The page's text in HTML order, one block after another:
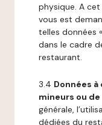
physique. A cet
vous est
telles données
dans le cadre
restaurant.
3.4 Données
mineurs ou
générale,
dédiées du